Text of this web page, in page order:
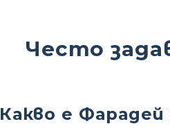
Често
Какво е Фарадей